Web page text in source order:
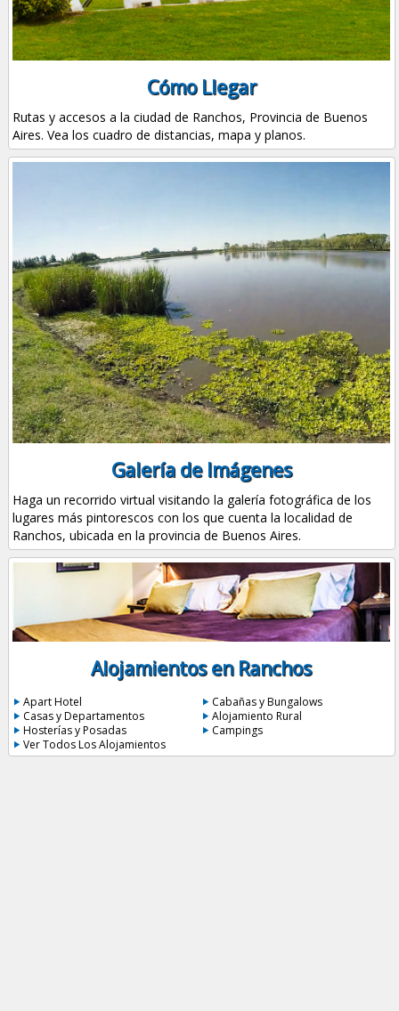
Cómo Llegar
Rutas y accesos a la ciudad de Ranchos, Provincia de Buenos
Aires. Vea los cuadro de distancias, mapa y planos.
Galería de Imágenes
Haga un recorrido virtual visitando la galería fotográfica de los
lugares más pintorescos con los que cuenta la localidad de
Ranchos, ubicada en la provincia de Buenos Aires.
Alojamientos en Ranchos
Apart Hotel
Cabañas y Bungalows
Casas y Departamentos
Alojamiento Rural
Hosterías y Posadas
Campings
Ver Todos Los Alojamientos